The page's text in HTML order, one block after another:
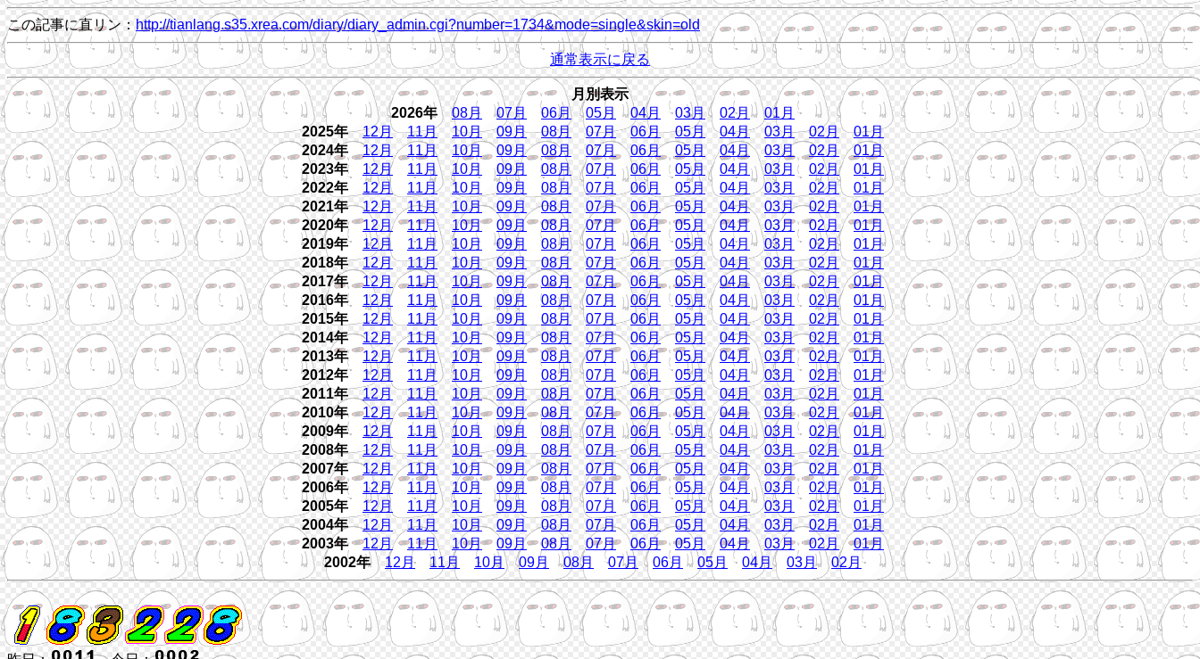
この記事に直リン： http://tianlang.s35.xrea.com/diary/diary_admin.cgi?number=1734&mode=single&skin=old
通常表示に戻る
月別表示
2026年08月 07月 06月 05月 04月 03月 02月
01月
2025年12月 11月 10月 09月 08月 07月 06月 05月 04月 03月 02月
01月
2024年 12月 11月 10月 09月 08月 07月 06月 05月 04月 03月 02月
01月
2023年 12月 11月 10月 09月 08月 07月 06月 05月 04月 03月 02月
01月
2022年 12月 11月 10月 09月 08月 07月 06月 05月 04月 03月 02月
01月
2021年12月 11月 10月 09月 08月 07月 06月 05月 04月 03月 02月
01月
2020年12月 11月 10月 09月 08月 07月 06月 05月 04月 03月 02月
01月
2019年 12月 11月 10月 09月 08月 07月 06月 05月 04月 03月 02月
01月
2018年12月 11月 10月 09月 08月 07月 06月 05月 04月 03月 02月
01月
2017年12月 11月 10月 09月 08月 07月 06月 05月 04月 03月 02月
01月
2016年 12月 11月 10月 09月 08月 07月 06月 05月 04月 03月 02月
01月
2015年 12月 11月 10月 09月 08月 07月 06月 05月 04月 03月 02月
01月
2014年12月 11月 10月 09月 08月 07月 06月 05月 04月 03月 02月
01月
2013年12月 11月 10月 09月 08月 07月 06月 05月 04月 03月 02月
01月
2012年 12月 11月 10月 09月 08月 07月 06月 05月 04月 03月 02月
01月
2011年 12月 11月 10月 09月 08月 07月 06月 05月 04月 03月 02月
01月
2010年12月 11月 10月 09月 08月 07月 06月 05月 04月 03月 02月
01月
2009年 12月 11月 10月 09月 08月 07月 06月 05月 04月 03月 02月
01月
2008年12月 11月 10月 09月 08月 07月 06月 05月 04月 03月 02月
01月
2007年12月 11月 10月 09月 08月 07月 06月 05月 04月 03月 02月
01月
2006年 12月 11月 10月 09月 08月 07月 06月 05月 04月 03月 02月
01月
2005年 12月 11月 10月 09月 08月 07月 06月 05月 04月 03月 02月
01月
2004年12月 11月 10月 09月 08月 07月 06月 05月 04月 03月 02月
01月
2003年12月 11月 10月 09月 08月 07月 06月 05月 04月 03月 02月
01月
2002年 12月 11月 10月 09月 08月 07月 06月 05月 04月 03月 02月